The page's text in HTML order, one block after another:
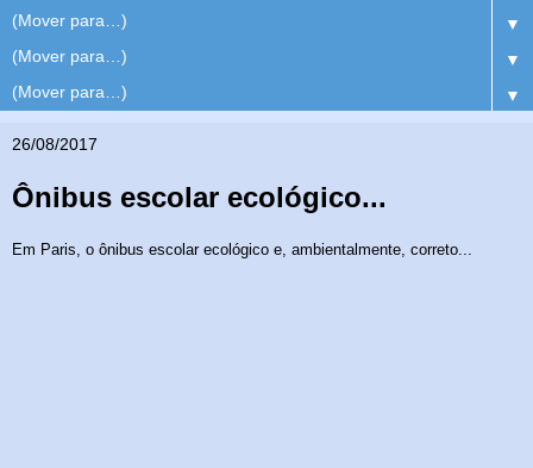
▼
▼
▼
26/08/2017
Ônibus escolar ecológico...
Em Paris, o ônibus escolar ecológico e, ambientalmente, correto...